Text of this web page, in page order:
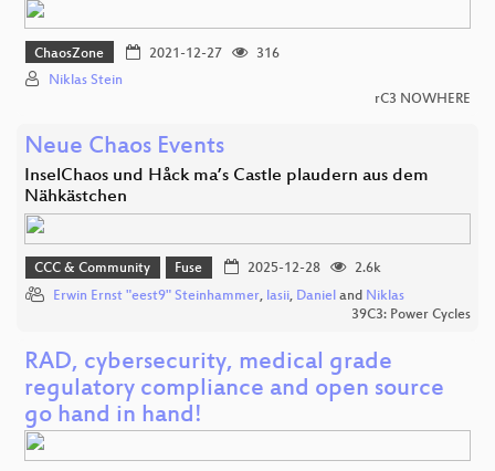
ChaosZone 2021-12-27
316
Niklas Stein
rC3 NOWHERE
Neue Chaos Events
InselChaos und Håck ma’s Castle plaudern aus dem
Nähkästchen
CCC & Community Fuse 2025-12-28
2.6k
Erwin Ernst "eest9" Steinhammer, lasii, Daniel and Niklas
39C3: Power Cycles
RAD, cybersecurity, medical grade
regulatory compliance and open source
go hand in hand!